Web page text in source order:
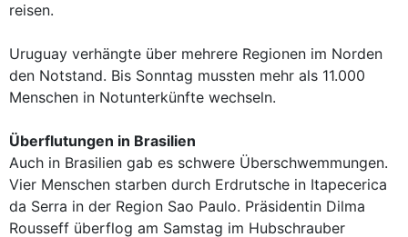
reisen.
Uruguay verhängte über mehrere Regionen im Norden
den Notstand. Bis Sonntag mussten mehr als 11.000
Menschen in Notunterkünfte wechseln.
Überflutungen in Brasilien
Auch in Brasilien gab es schwere Überschwemmungen.
Vier Menschen starben durch Erdrutsche in Itapecerica
da Serra in der Region Sao Paulo. Präsidentin Dilma
Rousseff überflog am Samstag im Hubschrauber